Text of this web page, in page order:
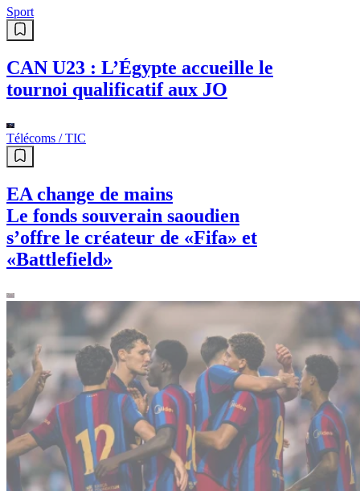
Sport
CAN U23 : L’Égypte accueille le
tournoi qualificatif aux JO
Télécoms / TIC
EA change de mains
Le fonds souverain saoudien
s’offre le créateur de «Fifa» et
«Battlefield»